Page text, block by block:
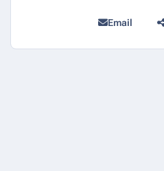
Email